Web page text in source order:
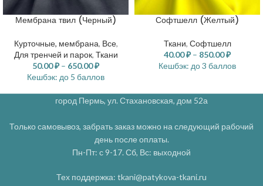
Мембрана твил (Черный)
Курточные, мембрана, Все,
Для тренчей и парок, Ткани
50.00₽ – 650.00₽
Кешбэк: до 5 баллов
Софтшелл (Желтый)
Ткани, Софтшелл
40.00₽ – 850.00₽
Кешбэк: до 3 баллов
город Пермь, ул. Стахановская, дом 52а
Только самовывоз, забрать заказ можно на следующий рабочий
день после оплаты.
Пн-Пт: с 9-17. Сб, Вс: выходной
Тех поддержка: tkani@patykova-tkani.ru